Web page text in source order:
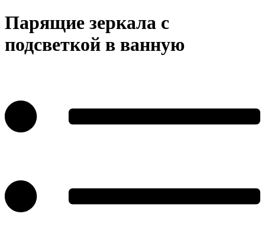
Парящие зеркала с
подсветкой в ванную